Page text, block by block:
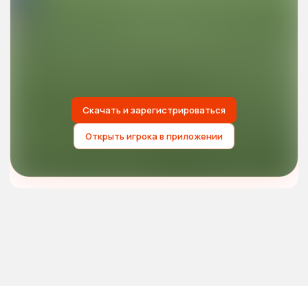
Скачать и зарегистрироваться
Открыть игрока в приложении